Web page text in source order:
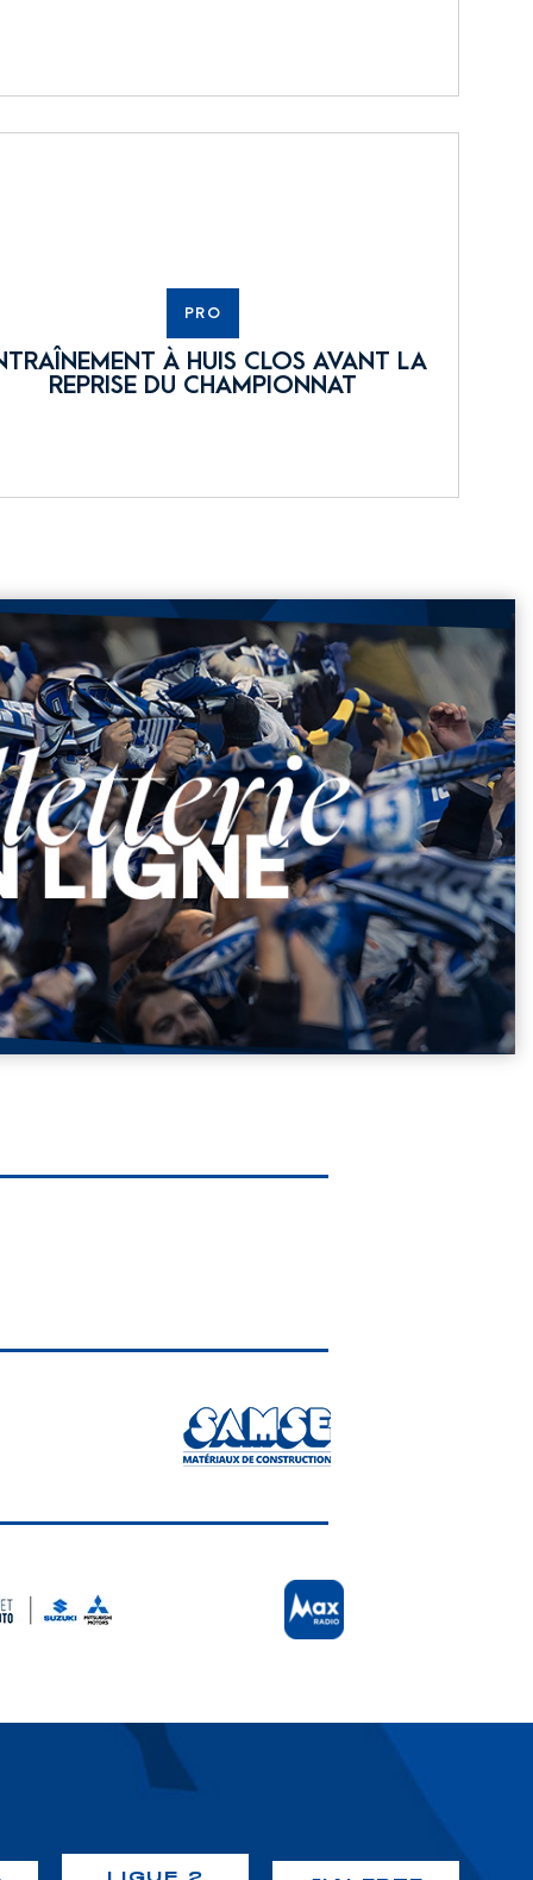
PRO
À HUIS CLOS AVANT LA
REPRISE DU CHAMPIONNAT